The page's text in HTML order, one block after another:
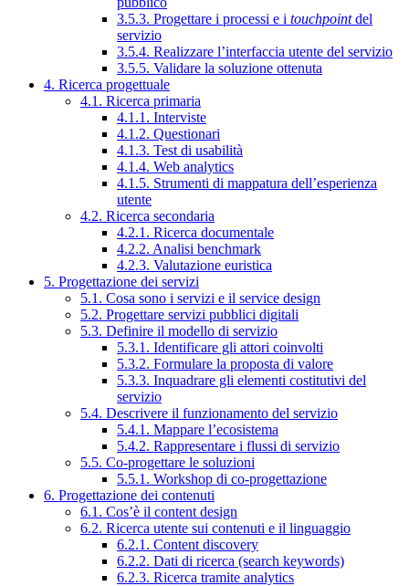
3.5.3. Progettare i processi e i touchpointdel
servizio
3.5.4. Realizzare l’interfaccia utente del servizio
3.5.5. Validare la soluzione ottenuta
4. Ricerca progettuale
4.1. Ricerca primaria
4.1.1. Interviste
4.1.2. Questionari
4.1.3. Test di usabilità
4.1.4. Web analytics
4.1.5. Strumenti di mappatura dell’esperienza
utente
4.2. Ricerca secondaria
4.2.1. Ricerca documentale
4.2.2. Analisi benchmark
4.2.3. Valutazione euristica
5. Progettazione dei servizi
5.1. Cosa sono i servizi e il service design
5.2. Progettare servizi pubblici digitali
5.3. Definire il modello di servizio
5.3.1. Identificare gli attori coinvolti
5.3.2. Formulare la proposta di valore
5.3.3. Inquadrare gli elementi costitutivi del
servizio
5.4. Descrivere il funzionamento del servizio
5.4.1. Mappare l’ecosistema
5.4.2. Rappresentare i flussi di servizio
5.5. Co-progettare le soluzioni
5.5.1. Workshop di co-progettazione
6. Progettazione dei contenuti
6.1. Cos’è il content design
6.2. Ricerca utente sui contenuti e il linguaggio
6.2.1. Content discovery
6.2.2. Dati di ricerca (search keywords)
6.2.3. Ricerca tramite analytics